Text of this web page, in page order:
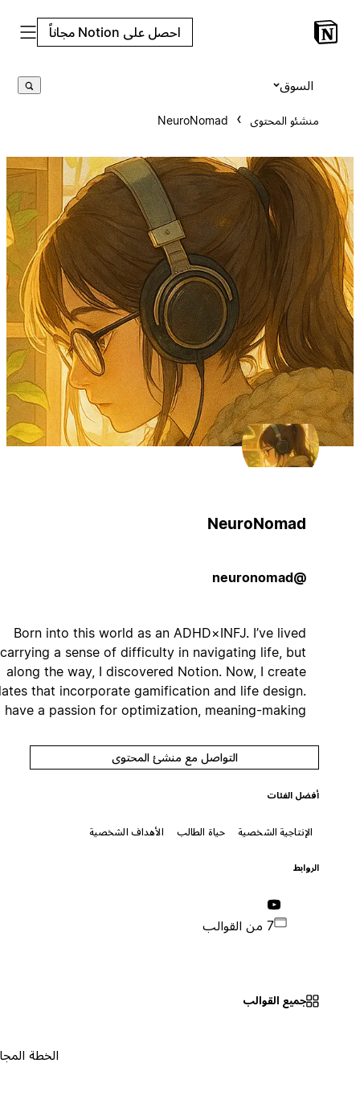
احصل على Notion مجاناً
منشئو المحتوى NeuroNomad
NeuroNomad
Born into this world as an ADHD×INFJ. I’ve lived
carrying a sense of difficulty in navigating life, but
along the way, I discovered Notion. Now, I create
templates that incorporate gamification and life design.
I have a passion for optimization, meaning-making.
التواصل مع منشئ المحتوى
أفضل الفئات
الإنتاجية الشخصية حياة الطالب الأهداف الشخصية
جميع القوالب
الخطة المجانية ٠